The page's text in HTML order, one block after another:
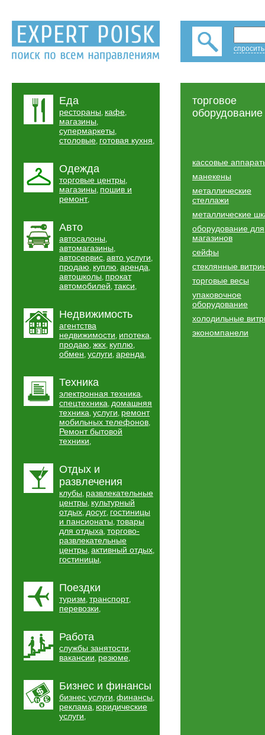
Еда
рестораны, кафе,
магазины,
супермаркеты,
столовые, готовая кухня,
Одежда
торговые центры,
магазины, пошив и
ремонт,
Авто
автосалоны,
автомагазины,
автосервис, авто услуги,
продаю, куплю, аренда,
автошколы, прокат
автомобилей, такси,
Недвижимость
агентства
недвижимости, ипотека,
продаю, жкх, куплю,
обмен, услуги, аренда,
Техника
электронная техника,
спецтехника, домашняя
техника, услуги, ремонт
мобильных телефонов,
Ремонт бытовой
техники,
Отдых и
развлечения
клубы, развлекательные
центры, культурный
отдых, досуг, гостиницы
и пансионаты, товары
для отдыха, торгово-
развлекательные
центры, активный отдых,
гостиницы,
Поездки
туризм, транспорт,
перевозки,
Работа
службы занятости,
вакансии, резюме,
Бизнес и финансы
бизнес услуги, финансы,
реклама, юридические
услуги,
торговое
оборудование
кассовые
манекены
металлические
стеллажи
металлические
оборудование для
магазинов
сейфы
стеклянные
торговые весы
упаковочное
оборудование
холодильные
экономпанели